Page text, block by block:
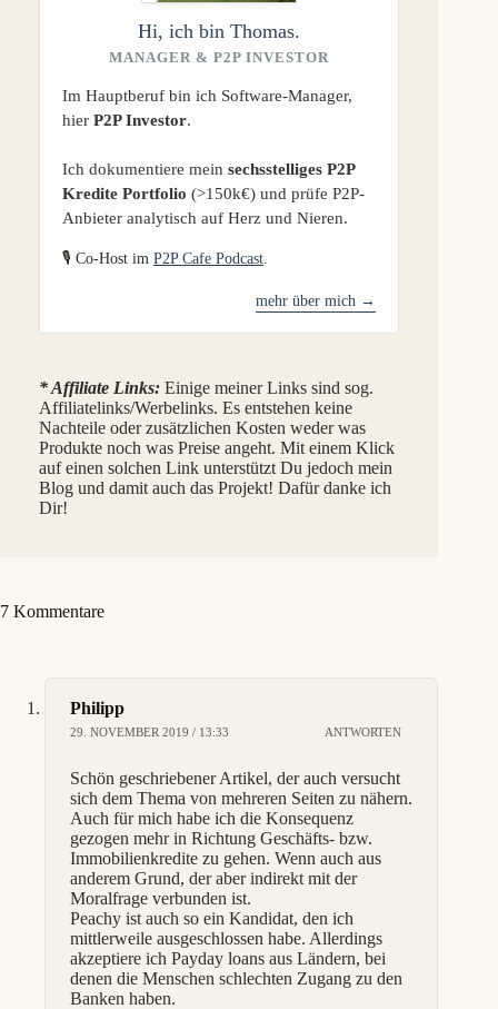
Hi, ich bin Thomas.
MANAGER & P2P INVESTOR
Im Hauptberuf bin ich Software-Manager,
hier P2P Investor.
Ich dokumentiere mein sechsstelliges P2P
Kredite Portfolio (>150k€) und prüfe P2P-
Anbieter analytisch auf Herz und Nieren.
🎙️ Co-Host im P2P Cafe Podcast
mehr über mich →
* Affiliate Links: Einige meiner Links sind sog.
Affiliatelinks/Werbelinks. Es entstehen keine
Nachteile oder zusätzlichen Kosten weder was
Produkte noch was Preise angeht. Mit einem Klick
auf einen solchen Link unterstützt Du jedoch mein
Blog und damit auch das Projekt! Dafür danke ich
Dir!
7 Kommentare
Philipp
29. NOVEMBER 2019 / 13:33 ANTWORTEN
Schön geschriebener Artikel, der auch versucht
sich dem Thema von mehreren Seiten zu nähern.
Auch für mich habe ich die Konsequenz
gezogen mehr in Richtung Geschäfts- bzw.
Immobilienkredite zu gehen. Wenn auch aus
anderem Grund, der aber indirekt mit der
Moralfrage verbunden ist.
Peachy ist auch so ein Kandidat, den ich
mittlerweile ausgeschlossen habe. Allerdings
akzeptiere ich Payday loans aus Ländern, bei
denen die Menschen schlechten Zugang zu den
Banken haben.